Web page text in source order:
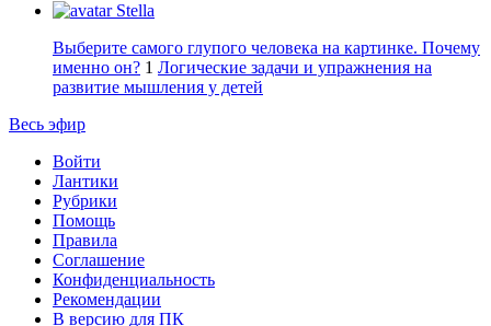
Stella
Выберите самого глупого человека на картинке. Почему
именно он? 1 Логические задачи и упражнения на
развитие мышления у детей
Весь эфир
Войти
Лантики
Рубрики
Помощь
Правила
Соглашение
Конфиденциальность
Рекомендации
В версию для ПК